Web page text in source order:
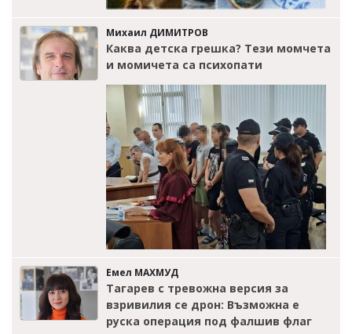
Михаил ДИМИТРОВ
Каква детска грешка? Тези момчета
и момичета са психопати
Емел МАХМУД
Тагарев с тревожна версия за
взривилия се дрон: Възможна е
руска операция под фалшив флаг